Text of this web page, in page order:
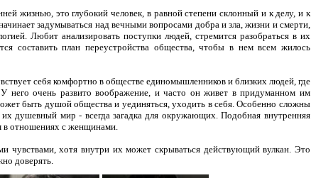
жизнью, это глубокий человек, в равной степени склонный и к делу, и к
задумываться над вечными вопросами добра и зла, жизни и смерти,
Любит анализировать поступки людей, стремится разобраться в их
составить план переустройства общества, чтобы в нем всем жилось
себя комфортно в обществе единомышленников и близких людей, где
него очень развито воображение, и часто он живет в придуманном им
быть душой общества и уединяться, уходить в себя. Особенно сложны
душевный мир - всегда загадка для окружающих. Подобная внутренняя
в отношениях с женщинами.
чувствами, хотя внутри их может скрываться действующий вулкан. Это
доверять.